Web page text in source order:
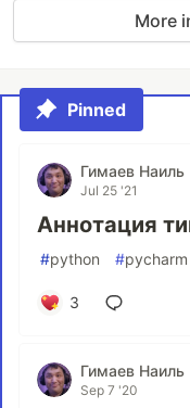
More
Pinned
Гимаев Наиль
Jul 25 '21
Аннотация
#python #pycharm
3
Гимаев Наиль
Sep 7 '20